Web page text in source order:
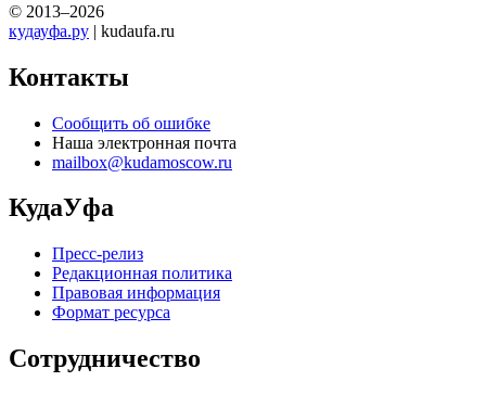
© 2013–2026
кудауфа.ру | kudaufa.ru
Контакты
Сообщить об ошибке
Наша электронная почта
mailbox@kudamoscow.ru
КудаУфа
Пресс-релиз
Редакционная политика
Правовая информация
Формат ресурса
Сотрудничество